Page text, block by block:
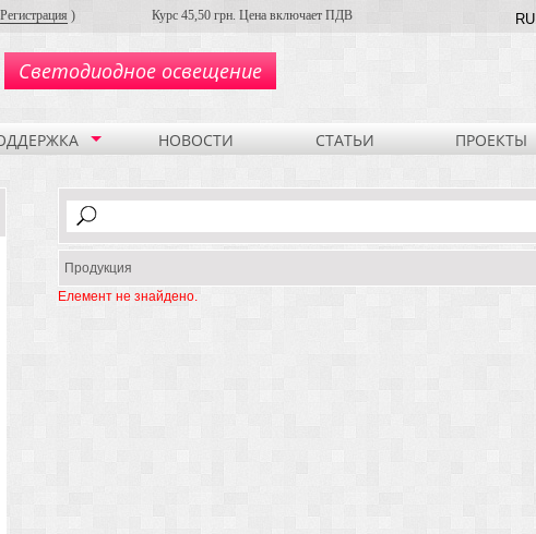
Регистрация ) Курс 45,50 грн. Цена включает ПДВ RU
Светодиодное освещение
НОВОСТИ СТАТЬИ ПРОЕКТЫ
Продукция
Елемент не знайдено.